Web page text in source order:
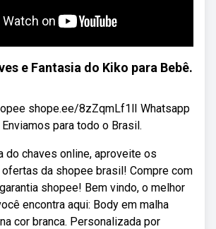
e Fantasia do Kiko para Bebê.
shope.ee/8zZqmLf1lI Whatsapp
para todo o Brasil.
do chaves online, aproveite os
da shopee brasil! Compre com
shopee! Bem vindo, o melhor
encontra aqui: Body em malha
cor branca. Personalizada por